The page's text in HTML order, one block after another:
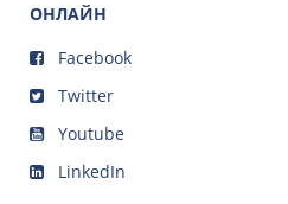
ОНЛАЙН
Facebook
Twitter
Youtube
LinkedIn